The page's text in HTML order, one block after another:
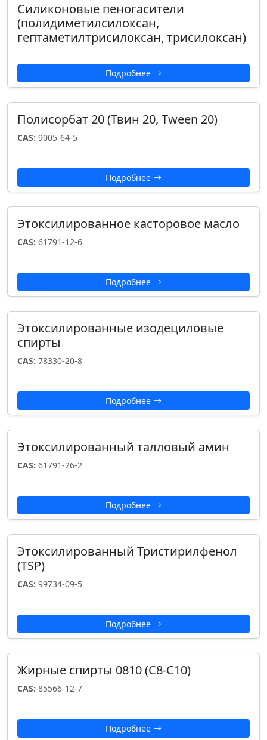
Силиконовые пеногасители
(полидиметилсилоксан,
гептаметилтрисилоксан, трисилоксан)
Подробнее
Полисорбат 20 (Твин 20, Tween 20)
CAS: 9005-64-5
Подробнее
Этоксилированное касторовое масло
CAS: 61791-12-6
Подробнее
Этоксилированные изодециловые
спирты
CAS: 78330-20-8
Подробнее
Этоксилированный талловый амин
CAS: 61791-26-2
Подробнее
Этоксилированный Тристирилфенол
(TSP)
CAS: 99734-09-5
Подробнее
Жирные спирты 0810 (С8-С10)
CAS: 85566-12-7
Подробнее